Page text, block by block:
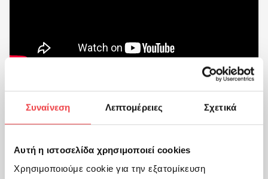
Συναίνεση Λεπτομέρειες Σχετικά
Αυτή η ιστοσελίδα χρησιμοποιεί cookies
Χρησιμοποιούμε cookie για την εξατομίκευση
Menios Gounaris trio | Learn to remember